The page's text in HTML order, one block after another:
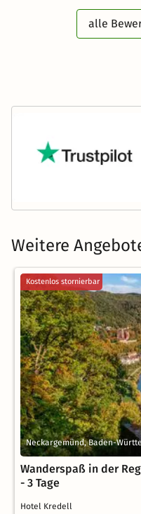
alle
Weitere
Kostenlos stornierbar
Neckargemünd, Baden-
Wanderspaß in der
- 3 Tage
Hotel Kredell